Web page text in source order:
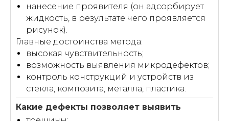
нанесение проявителя (он адсорбирует
жидкость, в результате чего проявляется
рисунок).
Главные достоинства метода:
высокая чувствительность;
возможность выявления микродефектов;
контроль конструкций и устройств из
стекла, композита, металла, пластика.